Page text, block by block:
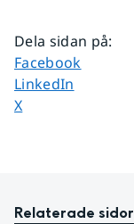
Dela sidan på:
Dela sidan på
Facebook
Dela sidan på
LinkedIn
Dela sidan på
X
Relaterade sidor